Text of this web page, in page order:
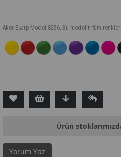
Aker Eşarp Model 8256, Bu modelin tüm
Ürün
Yorum Yaz